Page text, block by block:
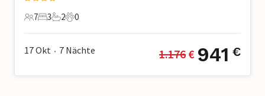
7 Gäste
7
3 Schlafzimmer
3
2 Badezimmer
2
0 Haustiere
0
17 Okt • 7 Nächte 1.176 € 941 €